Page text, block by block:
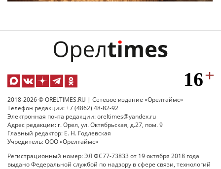
2018-2026 © ORELTIMES.RU | Сетевое издание «Орелтаймс»
Телефон редакции: +7 (4862) 48-82-92
Электронная почта редакции: oreltimes@yandex.ru
Адрес редакции: г. Орел, ул. Октябрьская, д.27, пом. 9
Главный редактор: Е. Н. Годлевская
Учредитель: ООО «Орелтаймс»
Регистрационный номер: ЭЛ ФС77-73833 от 19 октября 2018 года
выдано Федеральной службой по надзору в сфере связи, технологий